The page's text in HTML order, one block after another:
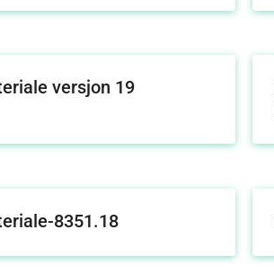
versjon 19
8351.18